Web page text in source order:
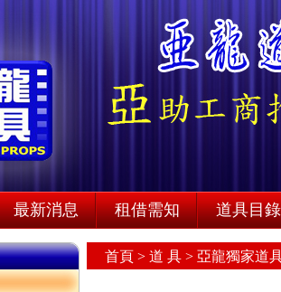
最新消息 租借需知 道具目錄
首頁 > 道 具 > 亞龍獨家道